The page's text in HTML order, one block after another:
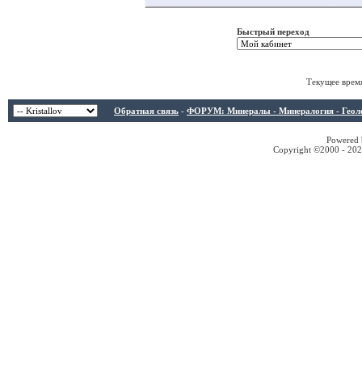
Быстрый переход
Текущее
Обратная связь - ФОРУМ: Минералы - Минералогия -
Copyright ©2000 -